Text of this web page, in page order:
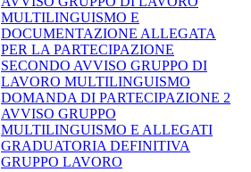
MULTILINGUISMO E
DOCUMENTAZIONE ALLEGATA
PER LA PARTECIPAZIONE
SECONDO AVVISO GRUPPO DI
LAVORO MULTILINGUISMO
DOMANDA DI PARTECIPAZIONE 2
AVVISO GRUPPO
MULTILINGUISMO E ALLEGATI
GRADUATORIA DEFINITIVA
GRUPPO LAVORO